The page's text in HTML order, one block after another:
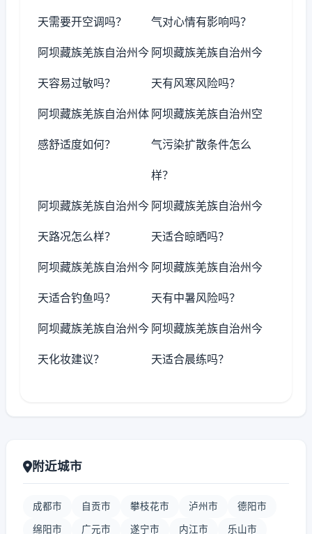
天需要开空调吗？ 气对心情有影响吗？
阿坝藏族羌族自治州今
天容易过敏吗？
阿坝藏族羌族自治州今
天有风寒风险吗？
阿坝藏族羌族自治州体
感舒适度如何？
阿坝藏族羌族自治州空
气污染扩散条件怎么
样？
阿坝藏族羌族自治州今
天路况怎么样？
阿坝藏族羌族自治州今
天适合晾晒吗？
阿坝藏族羌族自治州今
天适合钓鱼吗？
阿坝藏族羌族自治州今
天有中暑风险吗？
阿坝藏族羌族自治州今
天化妆建议？
阿坝藏族羌族自治州今
天适合晨练吗？
附近城市
成都市 自贡市 攀枝花市 泸州市 德阳市
绵阳市 广元市 遂宁市 内江市 乐山市